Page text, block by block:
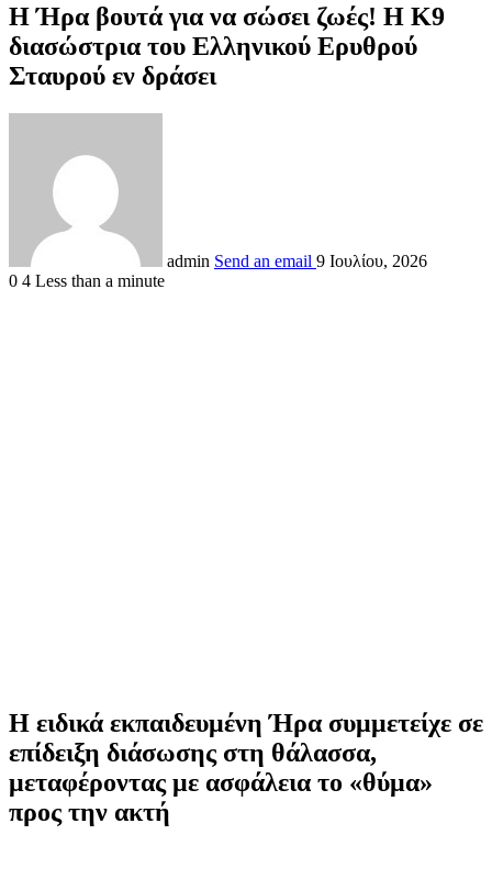
Η Ήρα βουτά για να σώσει ζωές! Η Κ9
διασώστρια του Ελληνικού Ερυθρού
Σταυρού εν δράσει
admin Send an email 9 Ιουλίου, 2026
0 4 Less than a minute
Η ειδικά εκπαιδευμένη Ήρα συμμετείχε σε
επίδειξη διάσωσης στη θάλασσα,
μεταφέροντας με ασφάλεια το «θύμα»
προς την ακτή